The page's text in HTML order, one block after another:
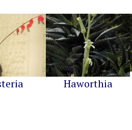
Haworthia